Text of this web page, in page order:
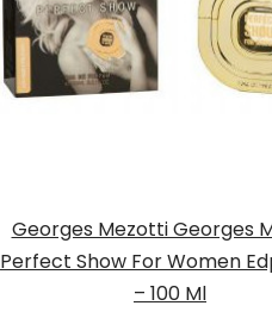
Georges Mezotti Georges
Perfect Show For Women
– 100 Ml